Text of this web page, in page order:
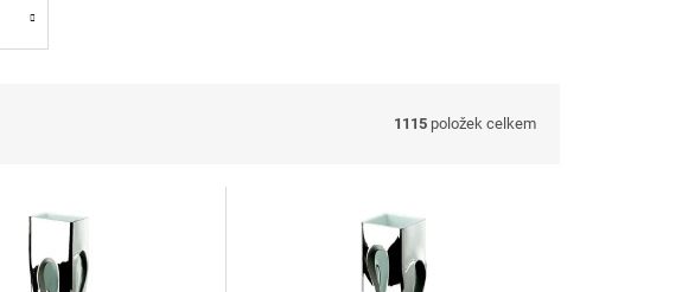
1115 položek celkem